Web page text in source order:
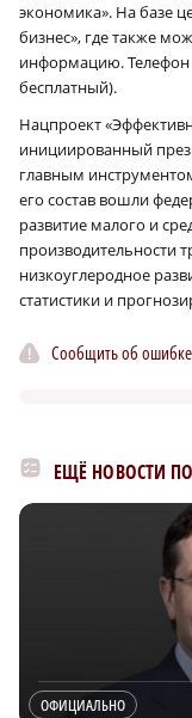
экономика». На базе
бизнес», где также
информацию. Телефон
бесплатный).
Нацпроект
инициированный
главным
его состав вошли
развитие малого и
производительности
низкоуглеродное
статистики и
Сообщить об ошибке
ЕЩЁ НОВОСТИ
ОФИЦИАЛЬНО